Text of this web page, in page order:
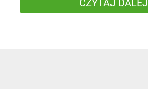
CZYTAJ DALEJ